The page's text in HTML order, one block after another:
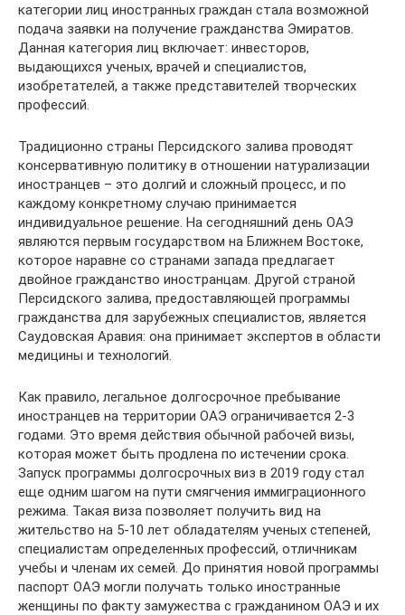
категории лиц иностранных граждан стала возможной
подача заявки на получение гражданства Эмиратов.
Данная категория лиц включает: инвесторов,
выдающихся ученых, врачей и специалистов,
изобретателей, а также представителей творческих
профессий.
Традиционно страны Персидского залива проводят
консервативную политику в отношении натурализации
иностранцев – это долгий и сложный процесс, и по
каждому конкретному случаю принимается
индивидуальное решение. На сегодняшний день ОАЭ
являются первым государством на Ближнем Востоке,
которое наравне со странами запада предлагает
двойное гражданство иностранцам. Другой страной
Персидского залива, предоставляющей программы
гражданства для зарубежных специалистов, является
Саудовская Аравия: она принимает экспертов в области
медицины и технологий.
Как правило, легальное долгосрочное пребывание
иностранцев на территории ОАЭ ограничивается 2-3
годами. Это время действия обычной рабочей визы,
которая может быть продлена по истечении срока.
Запуск программы долгосрочных виз в 2019 году стал
еще одним шагом на пути смягчения иммиграционного
режима. Такая виза позволяет получить вид на
жительство на 5-10 лет обладателям ученых степеней,
специалистам определенных профессий, отличникам
учебы и членам их семей. До принятия новой программы
паспорт ОАЭ могли получать только иностранные
женщины по факту замужества с гражданином ОАЭ и их